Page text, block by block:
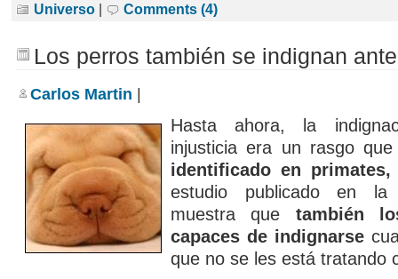
Universo | Comments (4)
Los perros también se indignan
Carlos Martin
Hasta ahora, la
injusticia era un rasgo
identificado en primates,
estudio publicado en
muestra que también
capaces de indignarse
que no se les está tratando